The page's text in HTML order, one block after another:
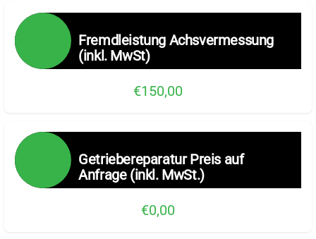
Fremdleistung Achsvermessung
(inkl. MwSt)
€150,00
Getriebereparatur Preis auf
Anfrage (inkl. MwSt.)
€0,00